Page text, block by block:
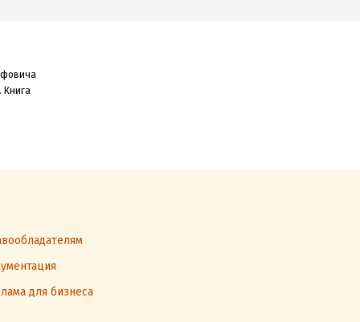
. Книга
для бизнеса